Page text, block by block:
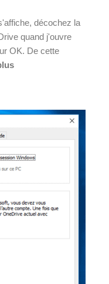
décochez la
quand j'ouvre
OK. De cette